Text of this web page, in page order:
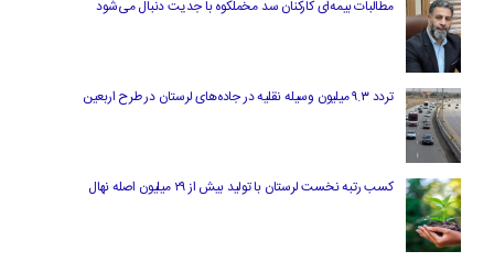
مطالبات بیمه‌ای کارکنان سد مخملکوه با جدیت دنبال می‌شود
تردد ۹.۳ میلیون وسیله نقلیه در جاده‌های لرستان در طرح اربعین
کسب رتبه نخست لرستان با تولید بیش از ۲۹ میلیون اصله نهال